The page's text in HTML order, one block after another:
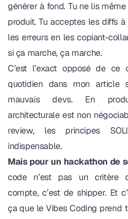
générer à fond. Tu ne lis
produit. Tu acceptes les diffs à
les erreurs en les copiant-
si ça marche, ça marche.
C’est l’exact opposé de ce
quotidien dans mon article
mauvais devs. En
architecturale est non
review, les principes
indispensable.
Mais pour un hackathon de
code n’est pas un critère
compte, c’est de shipper. Et
ça que le Vibes Coding prend